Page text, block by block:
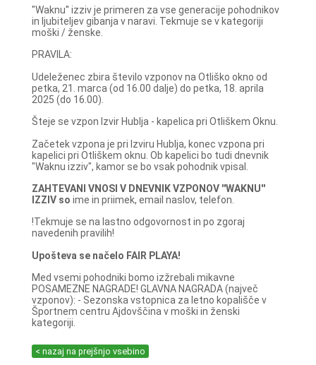
"Waknu'' izziv je primeren za vse generacije pohodnikov
in ljubiteljev gibanja v naravi. Tekmuje se v kategoriji
moški / ženske.
PRAVILA:
Udeleženec zbira število vzponov na Otliško okno od
petka, 21. marca (od 16.00 dalje) do petka, 18. aprila
2025 (do 16.00).
Šteje se vzpon Izvir Hublja - kapelica pri Otliškem Oknu.
Začetek vzpona je pri Izviru Hublja, konec vzpona pri
kapelici pri Otliškem oknu. Ob kapelici bo tudi dnevnik
"Waknu izziv", kamor se bo vsak pohodnik vpisal.
ZAHTEVANI VNOSI V DNEVNIK VZPONOV ''WAKNU''
IZZIV so ime in priimek, email naslov, telefon.
!Tekmuje se na lastno odgovornost in po zgoraj
navedenih pravilih!
Upošteva se načelo FAIR PLAYA!
Med vsemi pohodniki bomo izžrebali mikavne
POSAMEZNE NAGRADE! GLAVNA NAGRADA (največ
vzponov): - Sezonska vstopnica za letno kopališče v
Športnem centru Ajdovščina v moški in ženski
kategoriji.
< nazaj na prejšnjo vsebino